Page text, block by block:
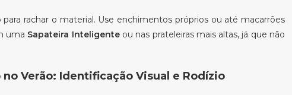
rachar o material. Use enchimentos próprios ou até macarrões
uma Sapateira Inteligenteou nas prateleiras mais altas, já que não
Verão: Identificação Visual e Rodízio